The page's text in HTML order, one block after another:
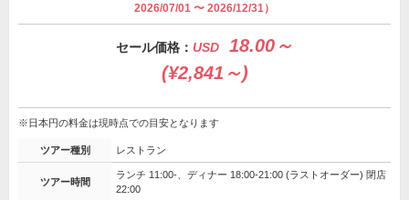
2026/07/01 〜 2026/12/31）
セール価格： USD
18.00～
(¥2,841～)
※日本円の料金は現時点での目安となります
ツアー種別 レストラン
ツアー時間
ランチ 11:00-、ディナー 18:00-21:00 (ラストオーダー) 閉店
22:00